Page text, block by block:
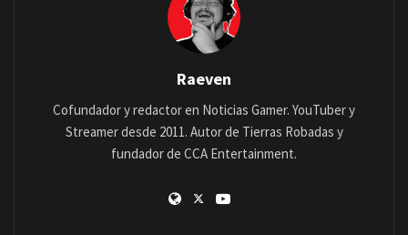
Raeven
Cofundador y redactor en Noticias Gamer. YouTuber y
Streamer desde 2011. Autor de Tierras Robadas y
fundador de CCA Entertainment.